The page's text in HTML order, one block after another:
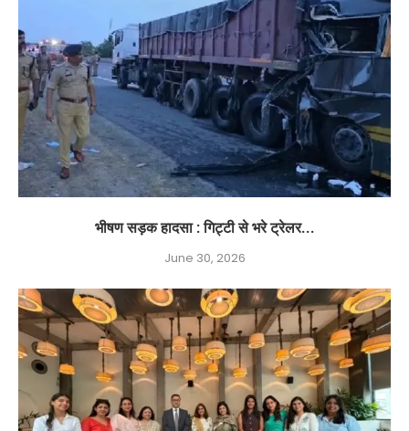
भीषण सड़क हादसा : गिट्टी से भरे ट्रेलर...
June 30, 2026